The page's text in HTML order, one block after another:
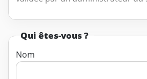
Qui êtes-vous ?
Nom